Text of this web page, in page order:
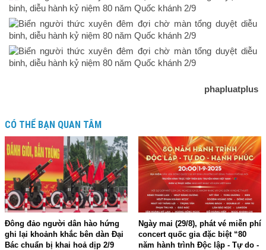
phapluatplus
CÓ THỂ BẠN QUAN TÂM
Đông đảo người dân hào hứng
ghi lại khoảnh khắc bên dàn Đại
Bác chuẩn bị khai hoả dịp 2/9
Ngày mai (29/8), phát vé miễn phí
concert quốc gia đặc biệt “80
năm hành trình Độc lập - Tự do -